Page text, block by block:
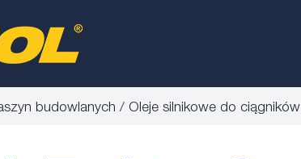
budowlanych Oleje silnikowe do ciągników